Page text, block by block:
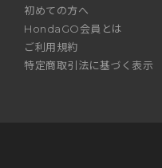
初めての方へ
HondaGO会員とは
ご利用規約
特定商取引法に基づく表示